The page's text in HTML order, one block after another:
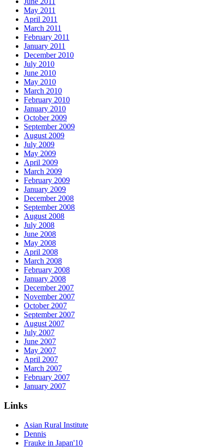
May 2011
April 2011
March 2011
February 2011
January 2011
December 2010
July 2010
June 2010
May 2010
March 2010
February 2010
January 2010
October 2009
September 2009
August 2009
July 2009
May 2009
April 2009
March 2009
February 2009
January 2009
December 2008
September 2008
August 2008
July 2008
June 2008
May 2008
April 2008
March 2008
February 2008
January 2008
December 2007
November 2007
October 2007
September 2007
August 2007
July 2007
June 2007
May 2007
April 2007
March 2007
February 2007
January 2007
Links
Asian Rural Institute
Dennis
Frauke in Japan'10